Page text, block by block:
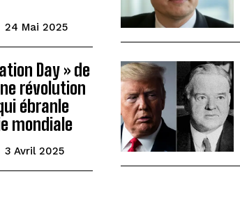
24 Mai 2025
Day » de
révolution
ébranle
mondiale
3 Avril 2025